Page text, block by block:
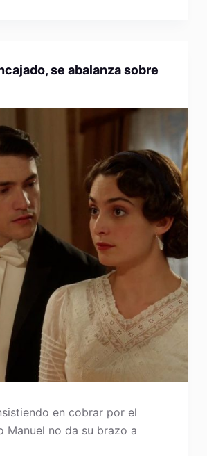
se abalanza sobre
en cobrar por el
Manuel no da su brazo a